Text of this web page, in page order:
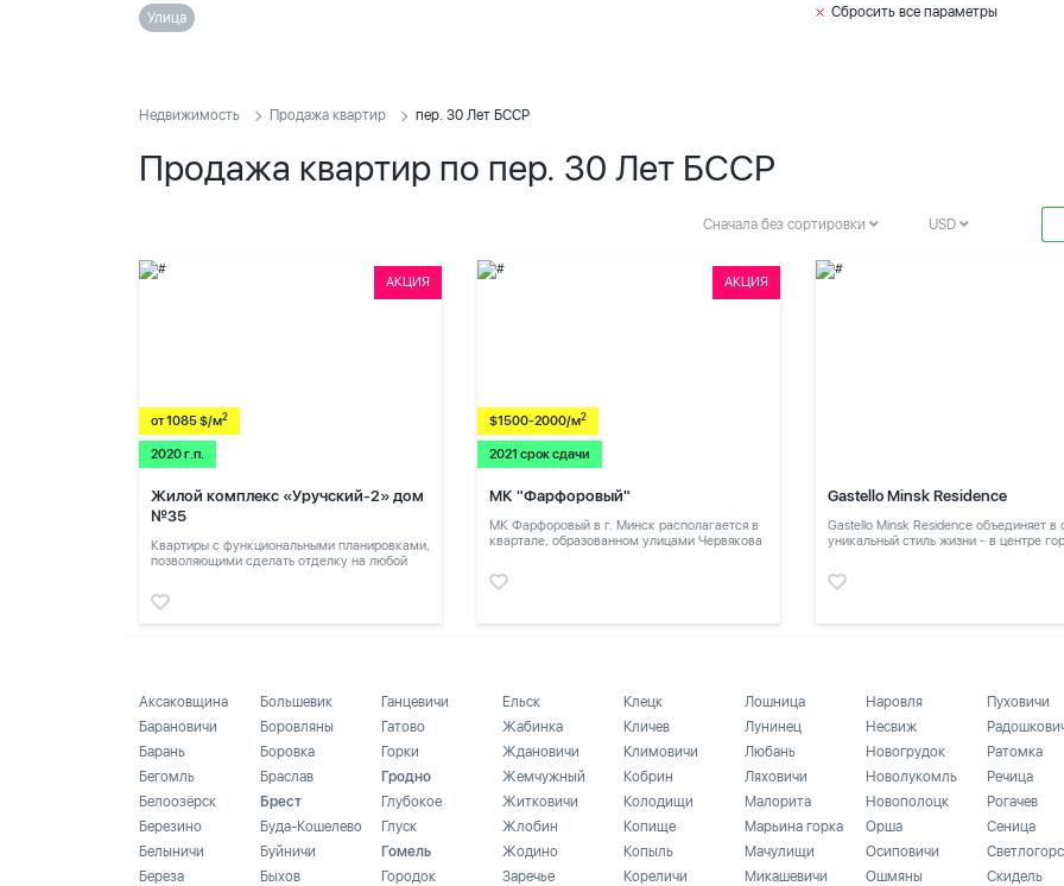
Улица Сбросить все параметры
Недвижимость Продажа квартир пер. 30 Лет БССР
Продажа квартир по пер. 30 Лет БССР
Сначала без сортировки USD
АКЦИЯ
от 1085 $/м2
2020 г.п.
Жилой комплекс «Уручский-2» дом
№35
Квартиры с функциональными планировками,
позволяющими сделать отделку на любой
АКЦИЯ
$1500-2000/м2
2021 срок сдачи
МК "Фарфоровый"
МК Фарфоровый в г. Минск располагается в
квартале, образованном улицами Червякова
Gastello Minsk Residence
Gastello Minsk Residence объединяет в
уникальный стиль жизни - в центре
Аксаковщина
Барановичи
Барань
Бегомль
Белоозёрск
Березино
Белыничи
Береза
Большевик
Боровляны
Боровка
Браслав
Брест
Буда-Кошелево
Буйничи
Быхов
Ганцевичи
Гатово
Горки
Гродно
Глубокое
Глуск
Гомель
Городок
Ельск
Жабинка
Ждановичи
Жемчужный
Житковичи
Жлобин
Жодино
Заречье
Клецк
Кличев
Климовичи
Кобрин
Колодищи
Копище
Копыль
Кореличи
Лошница
Лунинец
Любань
Ляховичи
Малорита
Марьина горка
Мачулищи
Микашевичи
Наровля
Несвиж
Новогрудок
Новолукомль
Новополоцк
Орша
Осиповичи
Ошмяны
Пуховичи
Ратомка
Речица
Рогачев
Сеница
Скидель